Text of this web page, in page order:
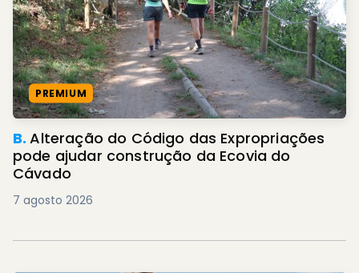
PREMIUM
B.Alteração do Código das Expropriações
pode ajudar construção da Ecovia do
Cávado
7 agosto 2026